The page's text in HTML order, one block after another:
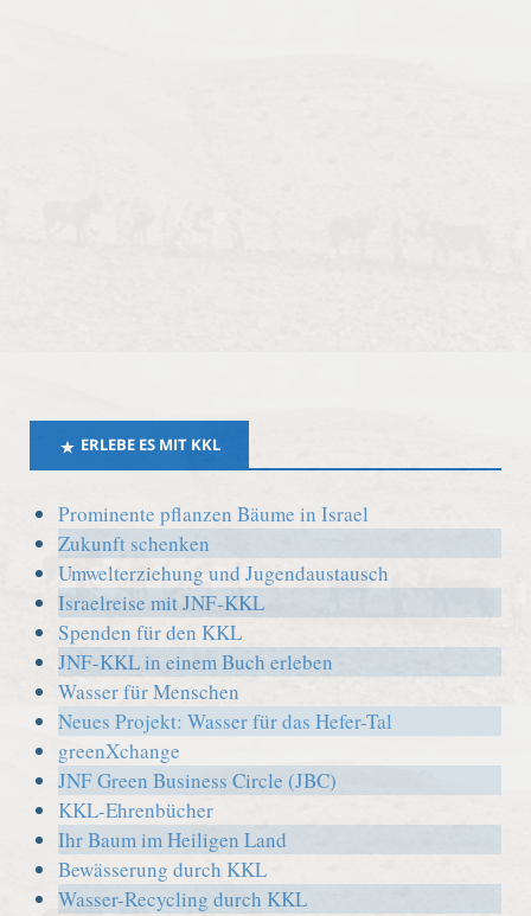
ERLEBE ES MIT KKL
Prominente pflanzen Bäume in Israel
Zukunft schenken
Umwelterziehung und Jugendaustausch
Israelreise mit JNF-KKL
Spenden für den KKL
JNF-KKL in einem Buch erleben
Wasser für Menschen
Neues Projekt: Wasser für das Hefer-Tal
greenXchange
JNF Green Business Circle (JBC)
KKL-Ehrenbücher
Ihr Baum im Heiligen Land
Bewässerung durch KKL
Wasser-Recycling durch KKL